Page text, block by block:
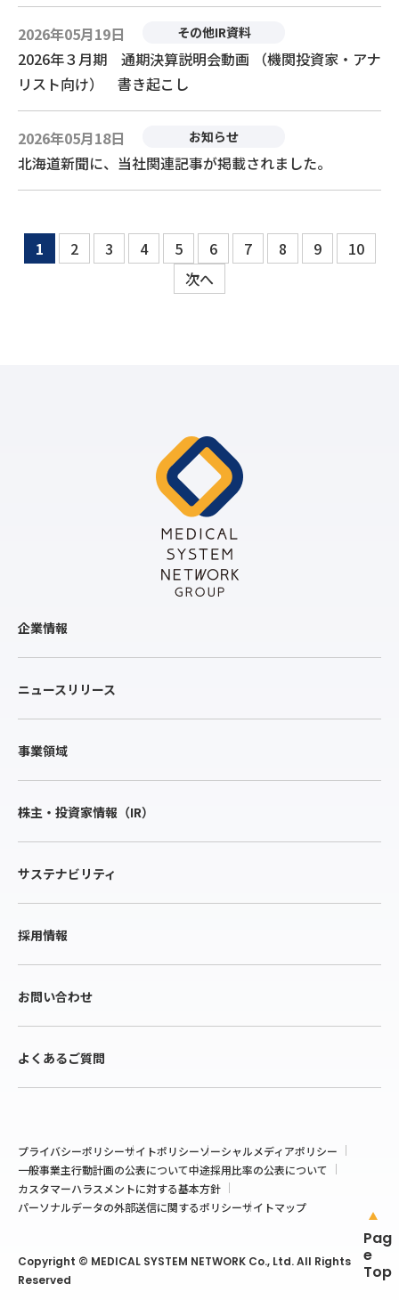
2026年05月19日 その他IR資料
2026年３月期 通期決算説明会動画 （機関投資家・アナ
リスト向け） 書き起こし
2026年05月18日 お知らせ
北海道新聞に、当社関連記事が掲載されました。
1 2 3 4 5 6 7 8 9
10
次へ
Pag
e
Top
企業情報
ニュースリリース
事業領域
株主・投資家情報（IR）
サステナビリティ
採用情報
お問い合わせ
よくあるご質問
プライバシーポリシーサイトポリシーソーシャルメディアポリシー
一般事業主行動計画の公表について中途採用比率の公表について
カスタマーハラスメントに対する基本方針
パーソナルデータの外部送信に関するポリシーサイトマップ
Copyright © MEDICAL SYSTEM NETWORK Co., Ltd. All Rights
Reserved